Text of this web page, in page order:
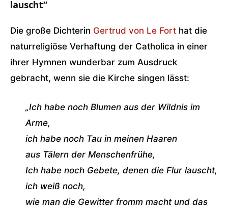
lauscht“
Die große Dichterin Gertrud von Le Fort hat die
naturreligiöse Verhaftung der Catholica in einer
ihrer Hymnen wunderbar zum Ausdruck
gebracht, wenn sie die Kirche singen lässt:
„Ich habe noch Blumen aus der Wildnis im
Arme,
ich habe noch Tau in meinen Haaren
aus Tälern der Menschenfrühe,
Ich habe noch Gebete, denen die Flur lauscht,
ich weiß noch,
wie man die Gewitter fromm macht und das